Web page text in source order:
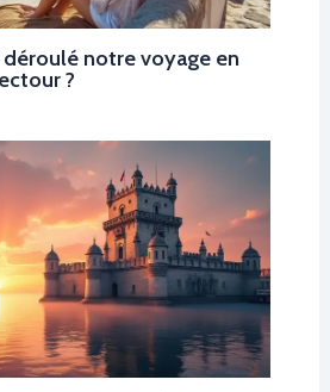
déroulé notre voyage en
?